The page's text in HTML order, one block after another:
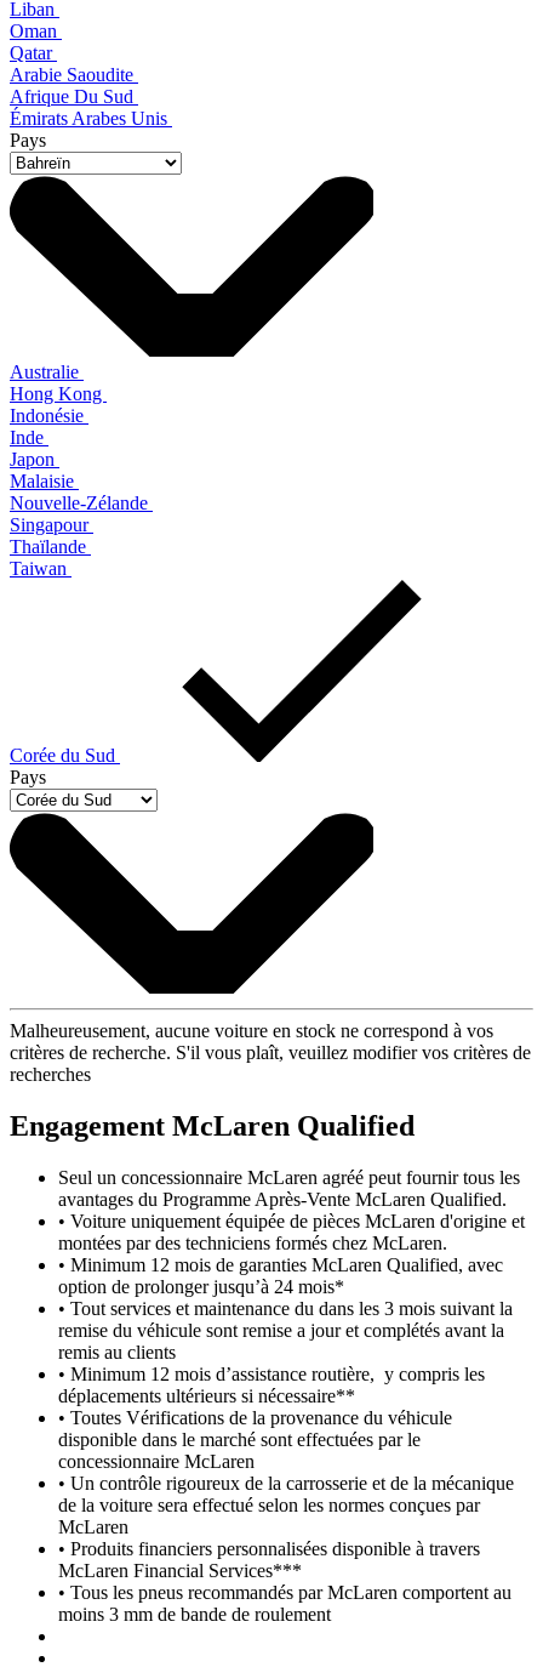
Liban
Oman
Qatar
Arabie Saoudite
Afrique Du Sud
Émirats Arabes Unis
Pays
Australie
Hong Kong
Indonésie
Inde
Japon
Malaisie
Nouvelle-Zélande
Singapour
Thaïlande
Taiwan
Corée du Sud
Pays
Malheureusement, aucune voiture en stock ne correspond à vos
critères de recherche. S'il vous plaît, veuillez modifier vos critères de
recherches
Engagement McLaren Qualified
Seul un concessionnaire McLaren agréé peut fournir tous les
avantages du Programme Après-Vente McLaren Qualified.
• Voiture uniquement équipée de pièces McLaren d'origine et
montées par des techniciens formés chez McLaren.
• Minimum 12 mois de garanties McLaren Qualified, avec
option de prolonger jusqu’à 24 mois*
• Tout services et maintenance du dans les 3 mois suivant la
remise du véhicule sont remise a jour et complétés avant la
remis au clients
• Minimum 12 mois d’assistance routière, y compris les
déplacements ultérieurs si nécessaire**
• Toutes Vérifications de la provenance du véhicule
disponible dans le marché sont effectuées par le
concessionnaire McLaren
• Un contrôle rigoureux de la carrosserie et de la mécanique
de la voiture sera effectué selon les normes conçues par
McLaren
• Produits financiers personnalisées disponible à travers
McLaren Financial Services***
• Tous les pneus recommandés par McLaren comportent au
moins 3 mm de bande de roulement